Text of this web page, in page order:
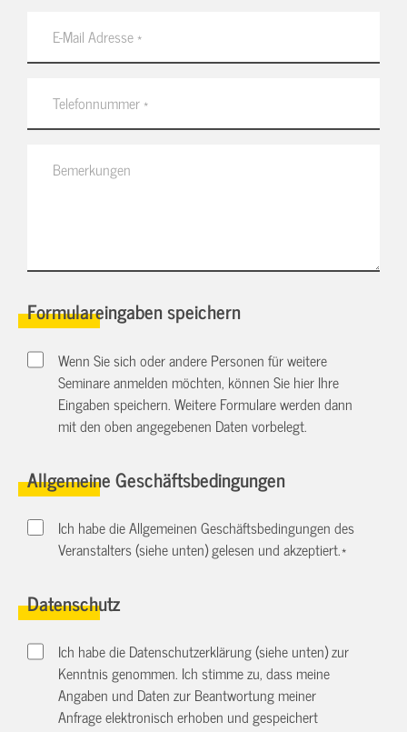
Formulareingaben speichern
Wenn Sie sich oder andere Personen für weitere
Seminare anmelden möchten, können Sie hier Ihre
Eingaben speichern. Weitere Formulare werden dann
mit den oben angegebenen Daten vorbelegt.
Allgemeine Geschäftsbedingungen
Ich habe die Allgemeinen Geschäftsbedingungen des
Veranstalters (siehe unten) gelesen und akzeptiert.*
Datenschutz
Ich habe die Datenschutzerklärung (siehe unten) zur
Kenntnis genommen. Ich stimme zu, dass meine
Angaben und Daten zur Beantwortung meiner
Anfrage elektronisch erhoben und gespeichert